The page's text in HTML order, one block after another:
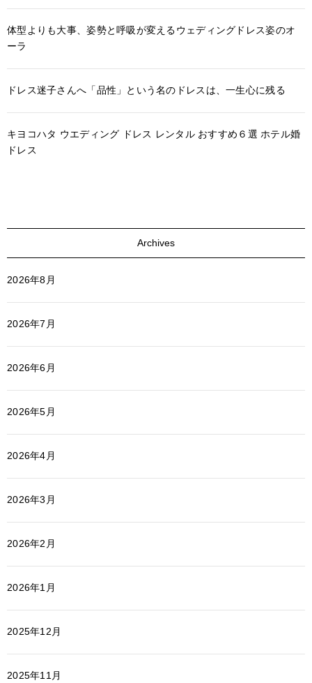
体型よりも大事、姿勢と呼吸が変えるウェディングドレス姿のオ
ーラ
ドレス迷子さんへ「品性」という名のドレスは、一生心に残る
キヨコハタ ウエディング ドレス レンタル おすすめ６選 ホテル婚
ドレス
Archives
2026年8月
2026年7月
2026年6月
2026年5月
2026年4月
2026年3月
2026年2月
2026年1月
2025年12月
2025年11月